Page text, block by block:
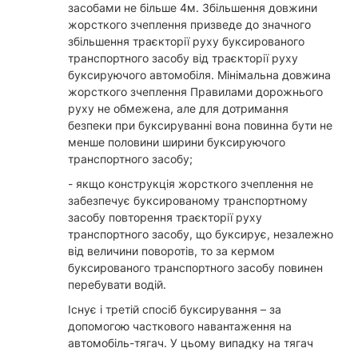
засобами не більше 4м. Збільшення довжини
жорсткого зчеплення призведе до значного
збільшення траєкторії руху буксированого
транспортного засобу від траєкторії руху
буксируючого автомобіля. Мінімальна довжина
жорсткого зчеплення Правилами дорожнього
руху не обмежена, але для дотримання
безпеки при буксируванні вона повинна бути не
менше половини ширини буксируючого
транспортного засобу;
- якщо конструкція жорсткого зчеплення не
забезпечує буксированому транспортному
засобу повторення траєкторії руху
транспортного засобу, що буксирує, незалежно
від величини поворотів, то за кермом
буксированого транспортного засобу повинен
перебувати водій.
Існує і третій спосіб буксирування – за
допомогою часткового навантаження на
автомобіль-тягач. У цьому випадку на тягач